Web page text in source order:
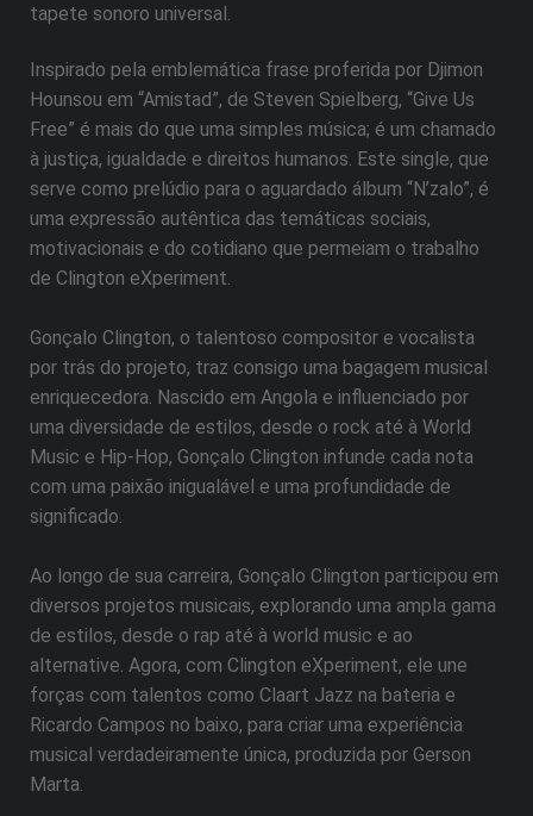
tapete sonoro universal.
Inspirado pela emblemática frase proferida por Djimon
Hounsou em “Amistad”, de Steven Spielberg, “Give Us
Free” é mais do que uma simples música; é um chamado
à justiça, igualdade e direitos humanos. Este single, que
serve como prelúdio para o aguardado álbum “N’zalo”, é
uma expressão autêntica das temáticas sociais,
motivacionais e do cotidiano que permeiam o trabalho
de Clington eXperiment.
Gonçalo Clington, o talentoso compositor e vocalista
por trás do projeto, traz consigo uma bagagem musical
enriquecedora. Nascido em Angola e influenciado por
uma diversidade de estilos, desde o rock até à World
Music e Hip-Hop, Gonçalo Clington infunde cada nota
com uma paixão inigualável e uma profundidade de
significado.
Ao longo de sua carreira, Gonçalo Clington participou em
diversos projetos musicais, explorando uma ampla gama
de estilos, desde o rap até à world music e ao
alternative. Agora, com Clington eXperiment, ele une
forças com talentos como Claart Jazz na bateria e
Ricardo Campos no baixo, para criar uma experiência
musical verdadeiramente única, produzida por Gerson
Marta.